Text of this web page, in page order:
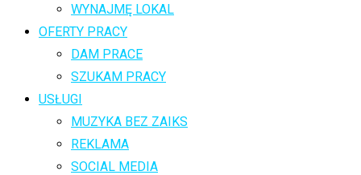
WYNAJMĘ LOKAL
OFERTY PRACY
DAM PRACE
SZUKAM PRACY
USŁUGI
MUZYKA BEZ ZAIKS
REKLAMA
SOCIAL MEDIA